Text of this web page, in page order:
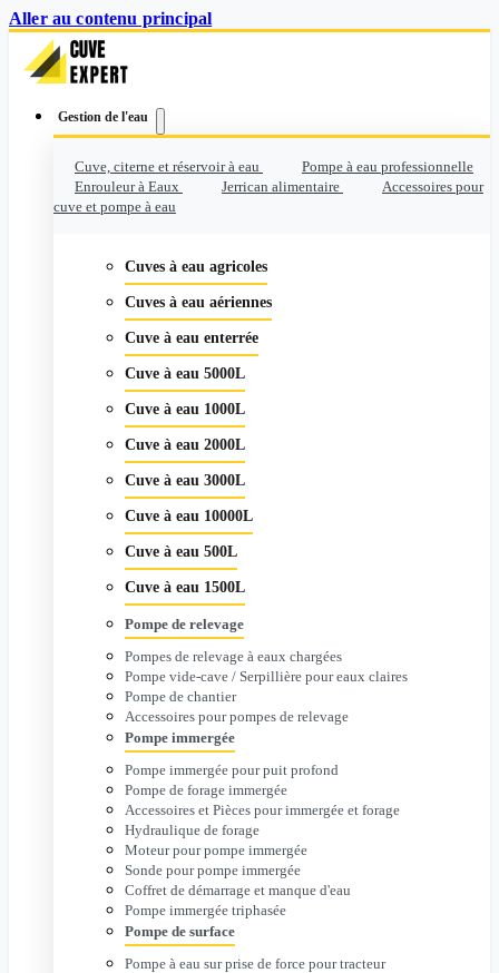
Aller au contenu principal
Gestion de l'eau
Cuve, citerne et réservoir à eau
Pompe à eau professionnelle
Enrouleur à Eaux
Jerrican alimentaire
Accessoires pour
cuve et pompe à eau
Cuves à eau agricoles
Cuves à eau aériennes
Cuve à eau enterrée
Cuve à eau 5000L
Cuve à eau 1000L
Cuve à eau 2000L
Cuve à eau 3000L
Cuve à eau 10000L
Cuve à eau 500L
Cuve à eau 1500L
Pompe de relevage
Pompes de relevage à eaux chargées
Pompe vide-cave / Serpillière pour eaux claires
Pompe de chantier
Accessoires pour pompes de relevage
Pompe immergée
Pompe immergée pour puit profond
Pompe de forage immergée
Accessoires et Pièces pour immergée et forage
Hydraulique de forage
Moteur pour pompe immergée
Sonde pour pompe immergée
Coffret de démarrage et manque d'eau
Pompe immergée triphasée
Pompe de surface
Pompe à eau sur prise de force pour tracteur